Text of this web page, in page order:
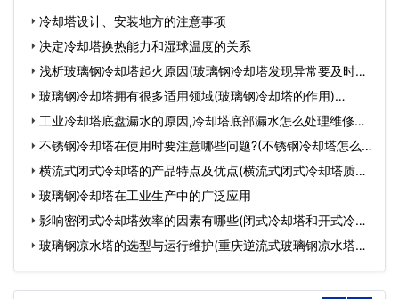
冷却塔设计、安装地方的注意事项
决定冷却塔换热能力和湿球温度的关系
浅析玻璃钢冷却塔起火原因(玻璃钢冷却塔发现异常要及时解
决…玻璃钢冷却塔拥有很多适用领域(玻璃钢冷却塔的作用)…
工业冷却塔底盘漏水的原因,冷却塔底部漏水怎么处理维修…
不锈钢冷却塔在使用时要注意哪些问题?(不锈钢冷却塔怎么
选)…
横流式闭式冷却塔的产品特点及优点(横流式闭式冷却塔质量
好…玻璃钢冷却塔在工业生产中的广泛应用
影响密闭式冷却塔效率的因素有哪些(闭式冷却塔和开式冷却
塔…玻璃钢凉水塔的选型与运行维护(重庆逆流式玻璃钢凉水塔厂
家…